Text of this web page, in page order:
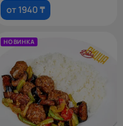
от 1940 ₸
НОВИНКА